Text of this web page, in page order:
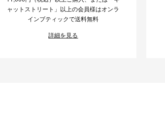
ャットストリート」以上の会員様はオンラ
インブティックで送料無料
詳細を見る